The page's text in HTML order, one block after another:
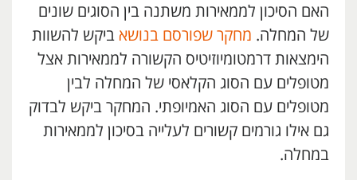
האם הסיכון לממאירות משתנה בין הסוגים שונים
של המחלה. מחקר שפורסם בנושא ביקש להשוות
הימצאות דרמטומיוזיטיס הקשורה לממאירות אצל
מטופלים עם הסוג הקלאסי של המחלה לבין
מטופלים עם הסוג האמיופתי. המחקר ביקש לבדוק
גם אילו גורמים קשורים לעלייה בסיכון לממאירות
במחלה.